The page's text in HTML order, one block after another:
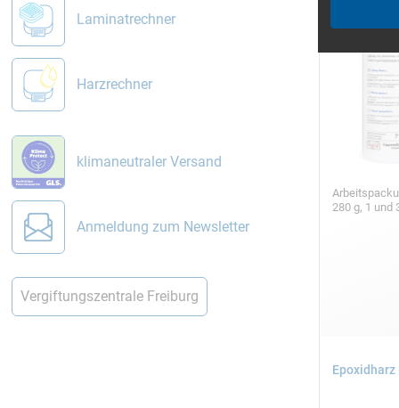
Laminatrechner
Harzrechner
klimaneutraler Versand
Anmeldung zum Newsletter
Vergiftungszentrale Freiburg
280 g, 1 und
Epoxidharz